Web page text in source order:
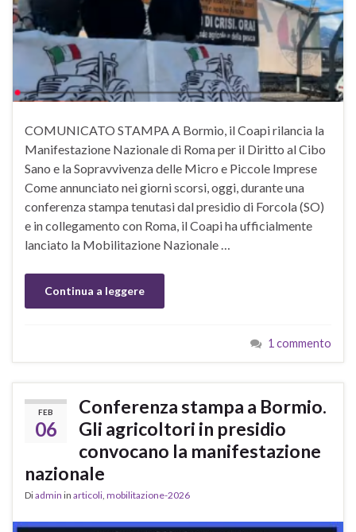
COMUNICATO STAMPA A Bormio, il Coapi rilancia la
Manifestazione Nazionale di Roma per il Diritto al Cibo
Sano e la Sopravvivenza delle Micro e Piccole Imprese
Come annunciato nei giorni scorsi, oggi, durante una
conferenza stampa tenutasi dal presidio di Forcola (SO)
e in collegamento con Roma, il Coapi ha ufficialmente
lanciato la Mobilitazione Nazionale …
Continua a leggere
1 commento
FEB
06
Conferenza stampa a Bormio.
Gli agricoltori in presidio
convocano la manifestazione
nazionale
Diadmin in articoli mobilitazione-2026